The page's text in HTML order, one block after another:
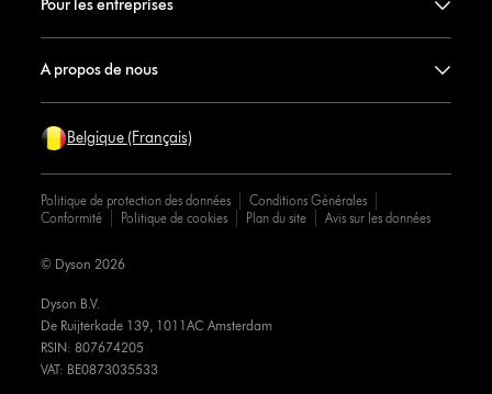
Pour les entreprises
A propos de nous
Belgique (Français)
Politique de protection des données
Conditions Générales
Conformité
Politique de cookies Plan du site Avis sur les données
Dyson B.V.
De Ruijterkade 139, 1011AC Amsterdam
RSIN: 807674205
VAT: BE0873035533
© Dyson 2026